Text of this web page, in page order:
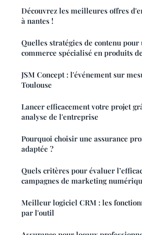
Découvrez les meilleures offres
à nantes !
Quelles stratégies de contenu pour
commerce spécialisé en produits
JSM Concept : l'événement sur
Toulouse
Lancer efficacement votre projet
analyse de l'entreprise
Pourquoi choisir une assurance
adaptée ?
Quels critères pour évaluer
campagnes de marketing
Meilleur logiciel CRM : les
par l'outil